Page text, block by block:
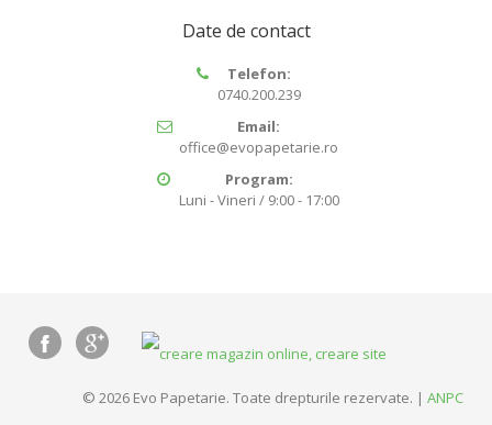
Date de contact
Telefon:
0740.200.239
Email:
office@evopapetarie.ro
Program:
Luni - Vineri / 9:00 - 17:00
© 2026 Evo Papetarie. Toate drepturile rezervate. | ANPC